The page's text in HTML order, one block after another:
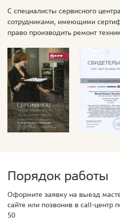
С специалисты сервисного
сотрудниками, имеющими
право производить ремонт
Порядок работы
Оформите заявку на выезд
сайте или позвонив в call-центр
50